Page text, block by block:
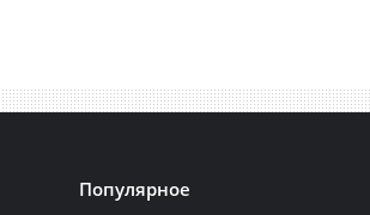
Популярное